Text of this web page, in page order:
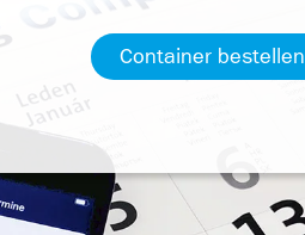
Container bestellen